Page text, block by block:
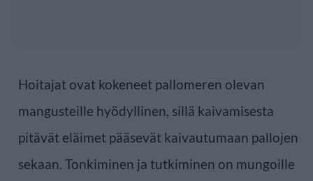
Hoitajat ovat kokeneet pallomeren olevan
mangusteille hyödyllinen, sillä kaivamisesta
pitävät eläimet pääsevät kaivautumaan pallojen
sekaan. Tonkiminen ja tutkiminen on mungoille